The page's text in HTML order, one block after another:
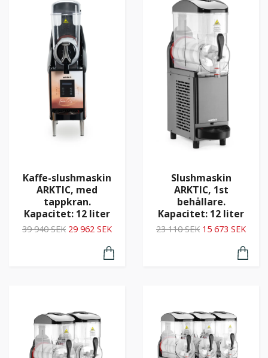
Kaffe-slushmaskin
ARKTIC, med
tappkran.
Kapacitet: 12 liter
39 940 SEK 29 962 SEK
Slushmaskin
ARKTIC, 1st
behållare.
Kapacitet: 12 liter
23 110 SEK 15 673 SEK